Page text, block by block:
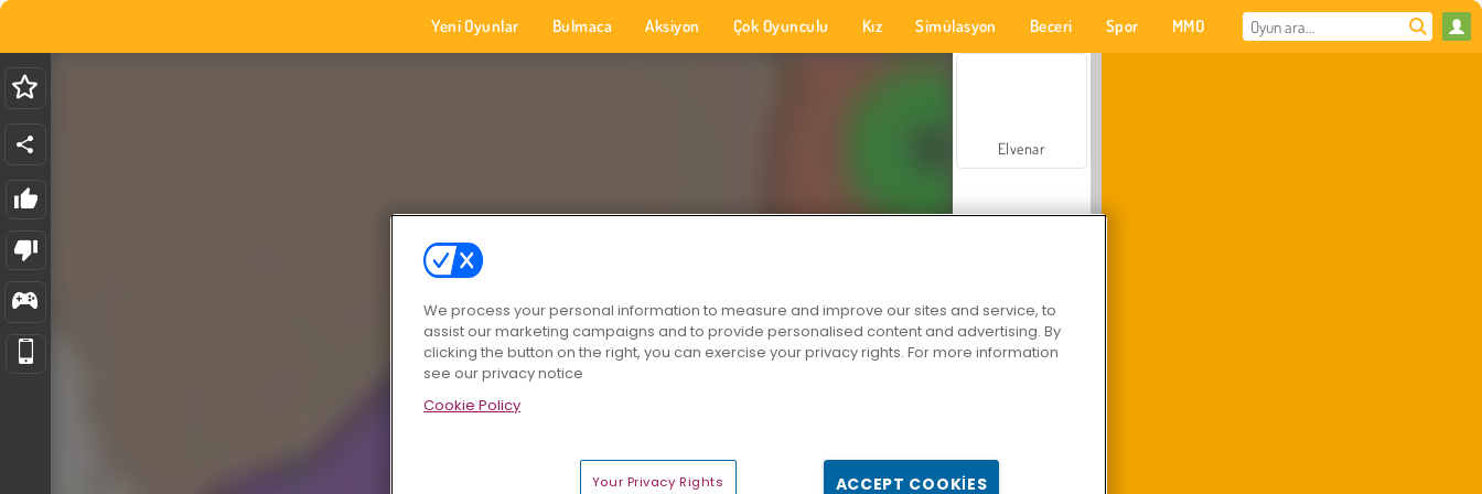
Yeni Oyunlar Bulmaca Aksiyon Çok Oyunculu Kız Simülasyon Beceri Spor MMO
Elvenar
We process your personal information to measure and improve our sites and service, to
assist our marketing campaigns and to provide personalised content and advertising. By
clicking the button on the right, you can exercise your privacy rights. For more information
see our privacy notice
Cookie Policy
Your Privacy Rights ACCEPT COOKIES